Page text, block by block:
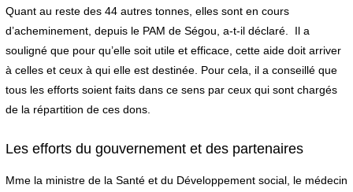
Quant au reste des 44 autres tonnes, elles sont en cours
d’acheminement, depuis le PAM de Ségou, a-t-il déclaré. Il a
souligné que pour qu’elle soit utile et efficace, cette aide doit arriver
à celles et ceux à qui elle est destinée. Pour cela, il a conseillé que
tous les efforts soient faits dans ce sens par ceux qui sont chargés
de la répartition de ces dons.
Les efforts du gouvernement et des partenaires
Mme la ministre de la Santé et du Développement social, le médecin